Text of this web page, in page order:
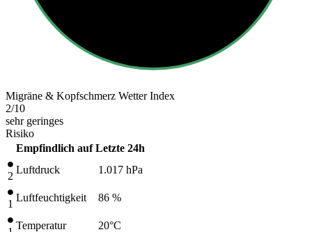
Migräne & Kopfschmerz Wetter Index
2/10
sehr geringes
Risiko
Empfindlich auf Letzte 24h
2
Luftdruck 1.017 hPa
1
Luftfeuchtigkeit 86 %
Temperatur 20°C